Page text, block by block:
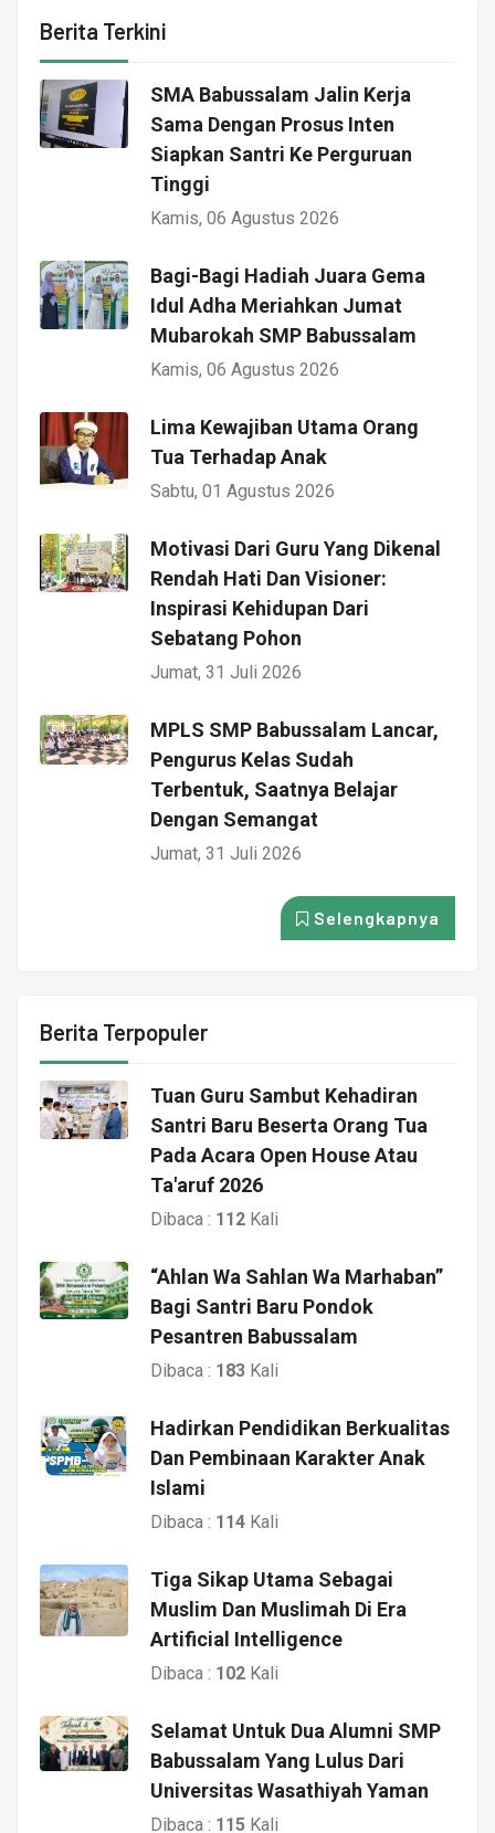
Berita Terkini
SMA Babussalam Jalin Kerja
Sama Dengan Prosus Inten
Siapkan Santri Ke Perguruan
Tinggi
Kamis, 06 Agustus 2026
Bagi-Bagi Hadiah Juara Gema
Idul Adha Meriahkan Jumat
Mubarokah SMP Babussalam
Kamis, 06 Agustus 2026
Lima Kewajiban Utama Orang
Tua Terhadap Anak
Sabtu, 01 Agustus 2026
Motivasi Dari Guru Yang Dikenal
Rendah Hati Dan Visioner:
Inspirasi Kehidupan Dari
Sebatang Pohon
Jumat, 31 Juli 2026
MPLS SMP Babussalam Lancar,
Pengurus Kelas Sudah
Terbentuk, Saatnya Belajar
Dengan Semangat
Jumat, 31 Juli 2026
Selengkapnya
Berita Terpopuler
Tuan Guru Sambut Kehadiran
Santri Baru Beserta Orang Tua
Pada Acara Open House Atau
Ta'aruf 2026
Dibaca : 112 Kali
“Ahlan Wa Sahlan Wa Marhaban”
Bagi Santri Baru Pondok
Pesantren Babussalam
Dibaca : 183 Kali
Hadirkan Pendidikan Berkualitas
Dan Pembinaan Karakter Anak
Islami
Dibaca : 114 Kali
Tiga Sikap Utama Sebagai
Muslim Dan Muslimah Di Era
Artificial Intelligence
Dibaca : 102 Kali
Selamat Untuk Dua Alumni SMP
Babussalam Yang Lulus Dari
Universitas Wasathiyah Yaman
Dibaca : 115 Kali